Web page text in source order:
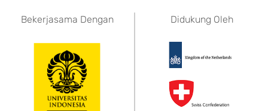
Bekerjasama Dengan Didukung Oleh